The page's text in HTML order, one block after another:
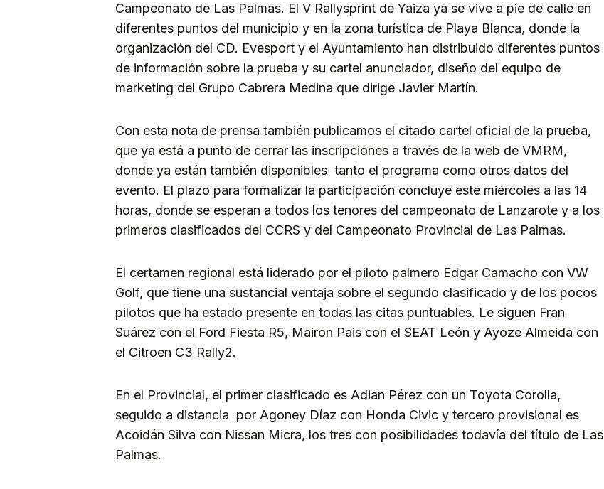
Campeonato de Las Palmas. El V Rallysprint de Yaiza ya se vive a pie de calle en
diferentes puntos del municipio y en la zona turística de Playa Blanca, donde la
organización del CD. Evesport y el Ayuntamiento han distribuido diferentes puntos
de información sobre la prueba y su cartel anunciador, diseño del equipo de
marketing del Grupo Cabrera Medina que dirige Javier Martín.
Con esta nota de prensa también publicamos el citado cartel oficial de la prueba,
que ya está a punto de cerrar las inscripciones a través de la web de VMRM,
donde ya están también disponibles tanto el programa como otros datos del
evento. El plazo para formalizar la participación concluye este miércoles a las 14
horas, donde se esperan a todos los tenores del campeonato de Lanzarote y a los
primeros clasificados del CCRS y del Campeonato Provincial de Las Palmas.
El certamen regional está liderado por el piloto palmero Edgar Camacho con VW
Golf, que tiene una sustancial ventaja sobre el segundo clasificado y de los pocos
pilotos que ha estado presente en todas las citas puntuables. Le siguen Fran
Suárez con el Ford Fiesta R5, Mairon Pais con el SEAT León y Ayoze Almeida con
el Citroen C3 Rally2.
En el Provincial, el primer clasificado es Adian Pérez con un Toyota Corolla,
seguido a distancia por Agoney Díaz con Honda Civic y tercero provisional es
Acoidán Silva con Nissan Micra, los tres con posibilidades todavía del título de Las
Palmas.